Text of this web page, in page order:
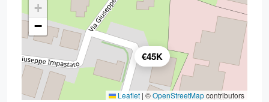
€45K
+
−
Leaflet | ©OpenStreetMapcontributors